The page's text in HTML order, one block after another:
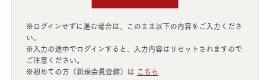
※ログインせずに進む場合は、このまま以下の内容をご入力くださ
い。
※入力の途中でログインすると、入力内容はリセットされますので
ご注意ください。
※初めての方（新規会員登録）は こちら